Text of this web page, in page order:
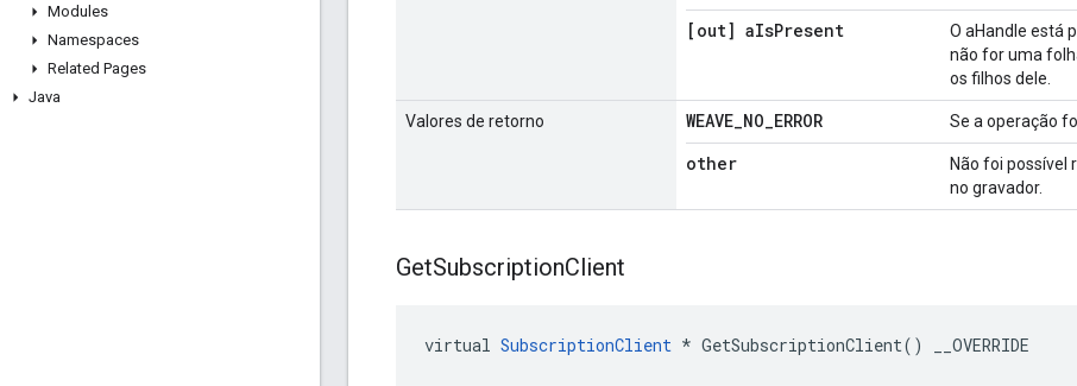
Modules
Namespaces
Related Pages
Java
[out] aIsPresent
O aHandle está
não for uma
os filhos dele.
Valores de retorno WEAVE_NO_ERROR Se a operação
other
Não foi possível
no gravador.
GetSubscriptionClient
virtual SubscriptionClient * GetSubscriptionClient() __OVERRIDE